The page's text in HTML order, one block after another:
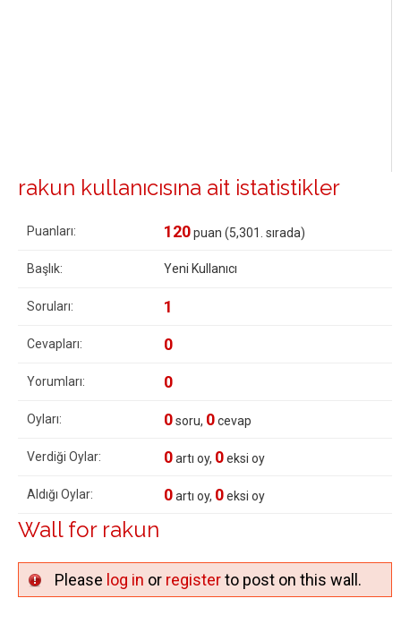
rakun kullanıcısına ait istatistikler
Puanları: 120puan (5,301 . sırada)
Başlık: Yeni Kullanıcı
Soruları: 1
Cevapları: 0
Yorumları: 0
Oyları: 0soru, 0cevap
Verdiği Oylar: 0artı oy, 0eksi oy
Aldığı Oylar: 0artı oy, 0eksi oy
Wall for rakun
Please log in or registerto post on this wall.